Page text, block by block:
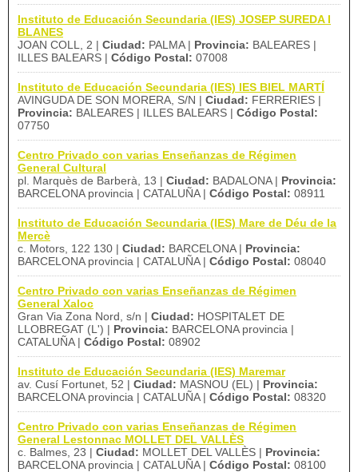
Instituto de Educación Secundaria (IES) JOSEP SUREDA I
BLANES
JOAN COLL, 2 | Ciudad: PALMA | Provincia: BALEARES |
ILLES BALEARS | Código Postal: 07008
Instituto de Educación Secundaria (IES) IES BIEL MARTÍ
AVINGUDA DE SON MORERA, S/N | Ciudad: FERRERIES |
Provincia: BALEARES | ILLES BALEARS | Código Postal:
07750
Centro Privado con varias Enseñanzas de Régimen
General Cultural
pl. Marquès de Barberà, 13 | Ciudad: BADALONA | Provincia:
BARCELONA provincia | CATALUÑA | Código Postal: 08911
Instituto de Educación Secundaria (IES) Mare de Déu de la
Mercè
c. Motors, 122 130 | Ciudad: BARCELONA | Provincia:
BARCELONA provincia | CATALUÑA | Código Postal: 08040
Centro Privado con varias Enseñanzas de Régimen
General Xaloc
Gran Via Zona Nord, s/n | Ciudad: HOSPITALET DE
LLOBREGAT (L') | Provincia: BARCELONA provincia |
CATALUÑA | Código Postal: 08902
Instituto de Educación Secundaria (IES) Maremar
av. Cusí Fortunet, 52 | Ciudad: MASNOU (EL) | Provincia:
BARCELONA provincia | CATALUÑA | Código Postal: 08320
Centro Privado con varias Enseñanzas de Régimen
General Lestonnac MOLLET DEL VALLÈS
c. Balmes, 23 | Ciudad: MOLLET DEL VALLÈS | Provincia:
BARCELONA provincia | CATALUÑA | Código Postal: 08100